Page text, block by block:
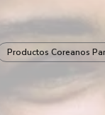
Productos Coreanos